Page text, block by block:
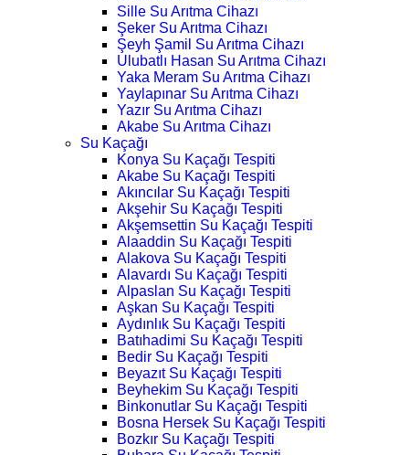
Sille Su Arıtma Cihazı
Şeker Su Arıtma Cihazı
Şeyh Şamil Su Arıtma Cihazı
Ulubatlı Hasan Su Arıtma Cihazı
Yaka Meram Su Arıtma Cihazı
Yaylapınar Su Arıtma Cihazı
Yazır Su Arıtma Cihazı
Akabe Su Arıtma Cihazı
Su Kaçağı
Konya Su Kaçağı Tespiti
Akabe Su Kaçağı Tespiti
Akıncılar Su Kaçağı Tespiti
Akşehir Su Kaçağı Tespiti
Akşemsettin Su Kaçağı Tespiti
Alaaddin Su Kaçağı Tespiti
Alakova Su Kaçağı Tespiti
Alavardı Su Kaçağı Tespiti
Alpaslan Su Kaçağı Tespiti
Aşkan Su Kaçağı Tespiti
Aydınlık Su Kaçağı Tespiti
Batıhadimi Su Kaçağı Tespiti
Bedir Su Kaçağı Tespiti
Beyazıt Su Kaçağı Tespiti
Beyhekim Su Kaçağı Tespiti
Binkonutlar Su Kaçağı Tespiti
Bosna Hersek Su Kaçağı Tespiti
Bozkır Su Kaçağı Tespiti